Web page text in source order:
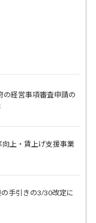
経営事項審査申請の
向上・賃上げ支援事業
手引きの3/30改定に